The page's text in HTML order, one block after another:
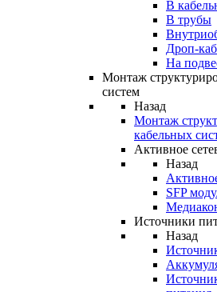
В
В трубы
Дроп-
На
Монтаж
систем
Назад
Монтаж
кабельных
Активное
Назад
SFP
Источники
Назад